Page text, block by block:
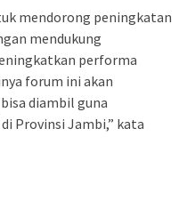
mendorong peningkatan
mendukung
performa
forum ini akan
diambil guna
Provinsi Jambi,” kata